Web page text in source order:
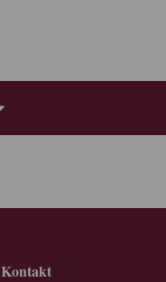
Kontakt